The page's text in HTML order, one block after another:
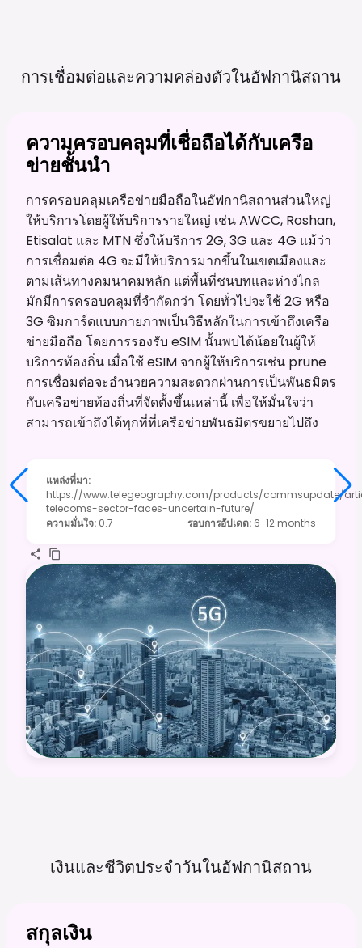
การเชื่อมต่อและความคล่องตัวในอัฟกานิสถาน
ความครอบคลุมที่เชื่อถือได้กับเครือ
ข่ายชั้นนำ
การครอบคลุมเครือข่ายมือถือในอัฟกานิสถานส่วนใหญ่
ให้บริการโดยผู้ให้บริการรายใหญ่ เช่น AWCC, Roshan,
Etisalat และ MTN ซึ่งให้บริการ 2G, 3G และ 4G แม้ว่า
การเชื่อมต่อ 4G จะมีให้บริการมากขึ้นในเขตเมืองและ
ตามเส้นทางคมนาคมหลัก แต่พื้นที่ชนบทและห่างไกล
มักมีการครอบคลุมที่จำกัดกว่า โดยทั่วไปจะใช้ 2G หรือ
3G ซิมการ์ดแบบกายภาพเป็นวิธีหลักในการเข้าถึงเครือ
ข่ายมือถือ โดยการรองรับ eSIM นั้นพบได้น้อยในผู้ให้
บริการท้องถิ่น เมื่อใช้ eSIM จากผู้ให้บริการเช่น prune
การเชื่อมต่อจะอำนวยความสะดวกผ่านการเป็นพันธมิตร
กับเครือข่ายท้องถิ่นที่จัดตั้งขึ้นเหล่านี้ เพื่อให้มั่นใจว่า
สามารถเข้าถึงได้ทุกที่ที่เครือข่ายพันธมิตรขยายไปถึง
แหล่งที่มา:
https://www.telegeography.com/products/commsupdate/
telecoms-sector-faces-uncertain-future/
ความมั่นใจ: 0.7 รอบการอัปเดต: 6-12 months
เงินและชีวิตประจำวันในอัฟกานิสถาน
สกุลเงิน